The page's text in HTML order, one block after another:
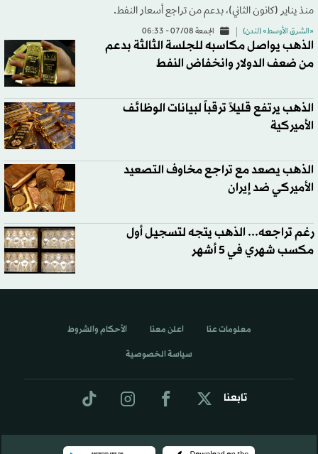
منذ يناير (كانون الثاني)، بدعم من تراجع أسعار النفط.
«الشرق الأوسط» (لندن) الجمعة 07/08 - 06:33
الذهب يواصل مكاسبه للجلسة الثالثة بدعم
من ضعف الدولار وانخفاض النفط
الذهب يرتفع قليلاً ترقباً لبيانات الوظائف
الأميركية
الذهب يصعد مع تراجع مخاوف التصعيد
الأميركي ضد إيران
رغم تراجعه... الذهب يتجه لتسجيل أول
مكسب شهري في 5 أشهر
تابعنا
معلومات عنا اعلن معنا الأحكام والشروط
سياسة الخصوصية